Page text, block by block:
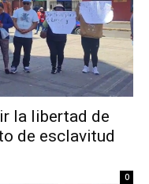
la libertad de
de esclavitud
0